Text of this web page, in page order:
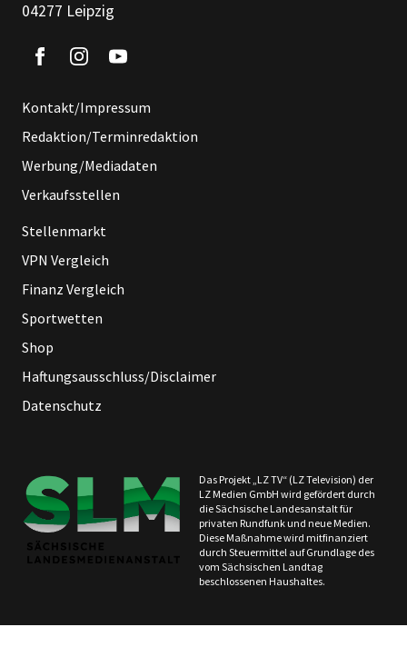
04277 Leipzig
Kontakt/Impressum
Redaktion/Terminredaktion
Werbung/Mediadaten
Verkaufsstellen
Stellenmarkt
VPN Vergleich
Finanz Vergleich
Sportwetten
Shop
Haftungsausschluss/Disclaimer
Datenschutz
Das Projekt „LZ TV“ (LZ Television) der
LZ Medien GmbH wird gefördert durch
die Sächsische Landesanstalt für
privaten Rundfunk und neue Medien.
Diese Maßnahme wird mitfinanziert
durch Steuermittel auf Grundlage des
vom Sächsischen Landtag
beschlossenen Haushaltes.